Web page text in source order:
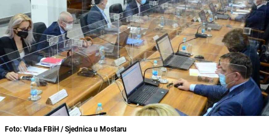
Foto: Vlada FBiH / Sjednica u Mostaru